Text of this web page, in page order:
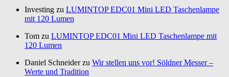
Investing zu LUMINTOP EDC01 Mini LED Taschenlampe
mit 120 Lumen
Tom zu LUMINTOP EDC01 Mini LED Taschenlampe mit
120 Lumen
Daniel Schneider zu Wir stellen uns vor! Söldner Messer –
Werte und Tradition